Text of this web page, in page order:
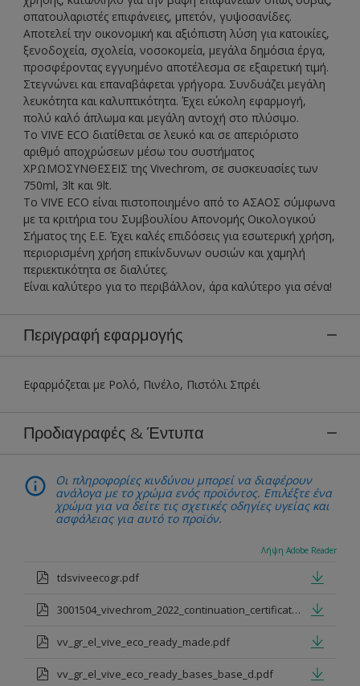
σπατουλαριστές επιφάνειες, μπετόν, γυψοσανίδες.
Αποτελεί την οικονομική και αξιόπιστη λύση για κατοικίες,
ξενοδοχεία, σχολεία, νοσοκομεία, μεγάλα δημόσια έργα,
προσφέροντας εγγυημένο αποτέλεσμα σε εξαιρετική τιμή.
Στεγνώνει και επαναβάφεται γρήγορα. Συνδυάζει μεγάλη
λευκότητα και καλυπτικότητα. Έχει εύκολη εφαρμογή,
πολύ καλό άπλωμα και μεγάλη αντοχή στο πλύσιμο.
Το VIVE ECO διατίθεται σε λευκό και σε απεριόριστο
αριθμό αποχρώσεων μέσω του συστήματος
ΧΡΩΜΟΣΥΝΘΕΣΕΙΣ της Vivechrom, σε συσκευασίες των
750ml, 3lt και 9lt.
Tο VIVE ECO είναι πιστοποιημένο από το ΑΣΑΟΣ σύμφωνα
με τα κριτήρια του Συμβουλίου Απονομής Οικολογικού
Σήματος της Ε.Ε. Έχει καλές επιδόσεις για εσωτερική χρήση,
περιορισμένη χρήση επικίνδυνων ουσιών και χαμηλή
περιεκτικότητα σε διαλύτες.
Είναι καλύτερο για το περιβάλλον, άρα καλύτερο για σένα!
Περιγραφή εφαρμογής
Εφαρμόζεται με Ρολό, Πινέλο, Πιστόλι Σπρέι
Προδιαγραφές & Έντυπα
Οι πληροφορίες κινδύνου μπορεί να διαφέρουν
ανάλογα με το χρώμα ενός προϊόντος. Επιλέξτε ένα
χρώμα για να δείτε τις σχετικές οδηγίες υγείας και
ασφάλειας για αυτό το προϊόν.
Λήψη Adobe Reader
tdsviveecogr.pdf
3001504_vivechrom_2022_continuation_certificate.pdf
vv_gr_el_vive_eco_ready_made.pdf
vv_gr_el_vive_eco_ready_bases_base_d.pdf